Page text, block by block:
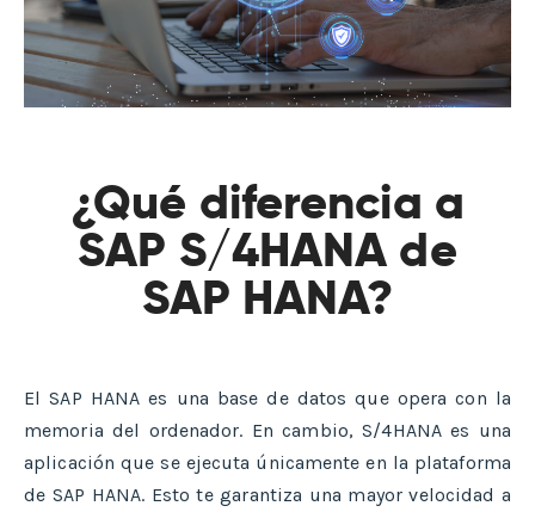
¿Qué diferencia a
SAP S/4HANA de
SAP HANA?
El SAP HANA es una base de datos que opera con la
memoria del ordenador. En cambio, S/4HANA es una
aplicación que se ejecuta únicamente en la plataforma
de SAP HANA. Esto te garantiza una mayor velocidad a